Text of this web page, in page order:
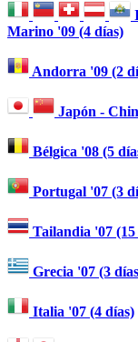
Marino '09 (4 días)
Andorra '09 (2
Japón -
Bélgica '08 (5
Portugal '07 (3
Tailandia '07 (15
Grecia '07 (3
Italia '07 (4 días)